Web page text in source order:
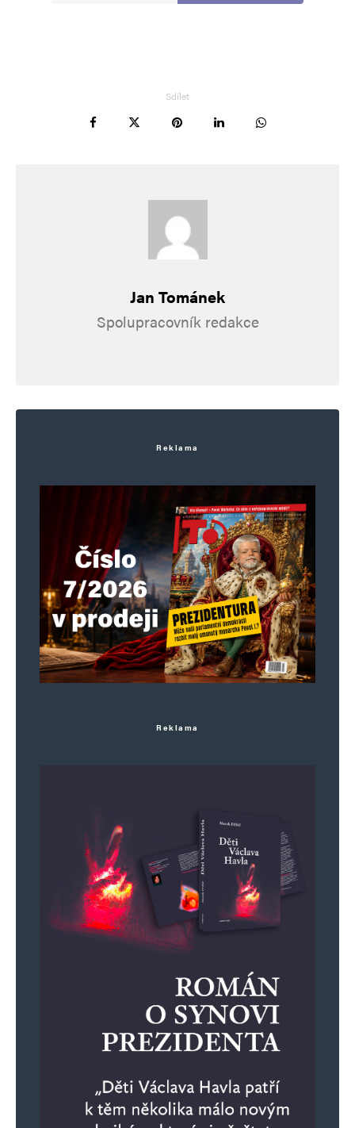
Sdílet
Jan Tománek
Spolupracovník redakce
Reklama
Reklama